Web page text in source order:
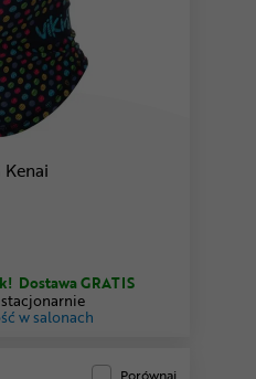
Dostawa GRATIS
w salonach
Porównaj